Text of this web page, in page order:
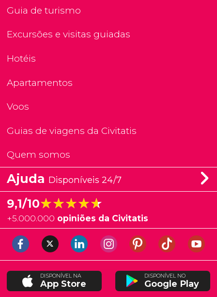
Guia de turismo
Excursões e visitas guiadas
Hotéis
Apartamentos
Voos
Guias de viagens da Civitatis
Quem somos
Ajuda Disponíveis 24/7
9,1/10★★★★★
★★★★★
+5.000.000 opiniões da Civitatis
DISPONÍVEL NA
App Store
DISPONÍVEL NO
Google Play